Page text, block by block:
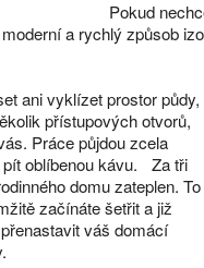
Pokud
a rychlý způsob
ani vyklízet prostor půdy,
přístupových otvorů,
Práce půjdou zcela
oblíbenou kávu. Za tři
domu zateplen. To
začínáte šetřit a již
váš domácí